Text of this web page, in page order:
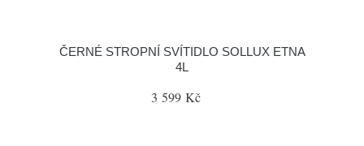
ČERNÉ STROPNÍ SVÍTIDLO SOLLUX ETNA
4L
3 599 Kč